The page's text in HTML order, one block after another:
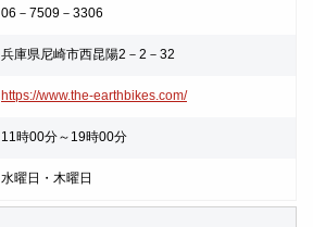
06－7509－3306
兵庫県尼崎市西昆陽2－2－32
https://www.the-earthbikes.com/
11時00分～19時00分
水曜日・木曜日